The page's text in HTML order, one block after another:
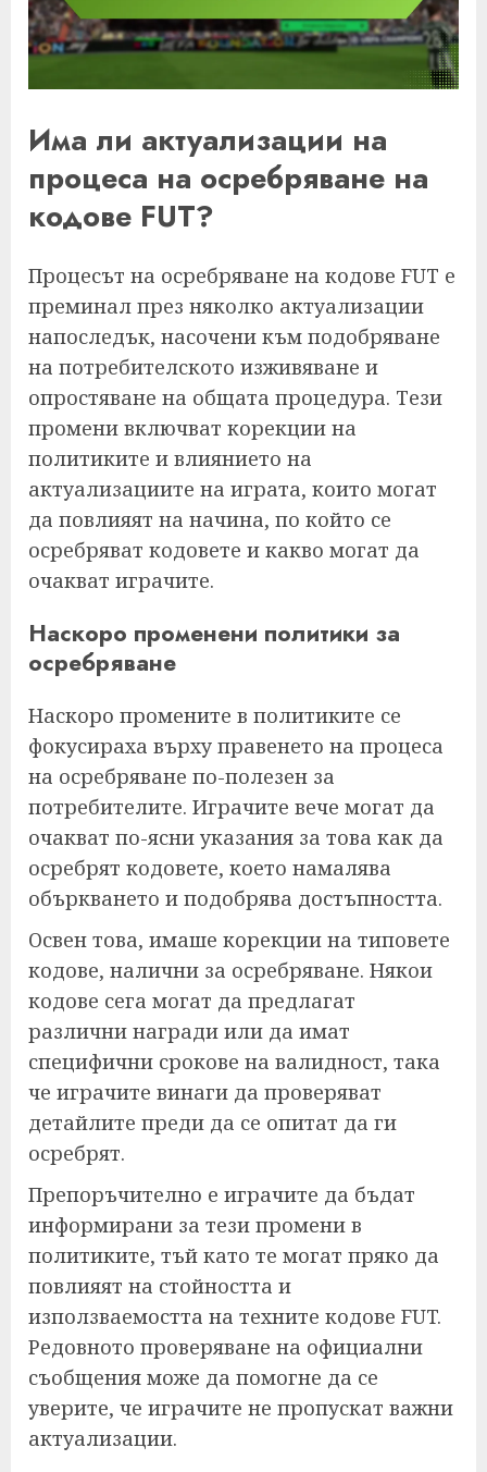
Има ли актуализации на
процеса на осребряване на
кодове FUT?
Процесът на осребряване на кодове FUT е
преминал през няколко актуализации
напоследък, насочени към подобряване
на потребителското изживяване и
опростяване на общата процедура. Тези
промени включват корекции на
политиките и влиянието на
актуализациите на играта, които могат
да повлияят на начина, по който се
осребряват кодовете и какво могат да
очакват играчите.
Наскоро променени политики за
осребряване
Наскоро промените в политиките се
фокусираха върху правенето на процеса
на осребряване по-полезен за
потребителите. Играчите вече могат да
очакват по-ясни указания за това как да
осребрят кодовете, което намалява
объркването и подобрява достъпността.
Освен това, имаше корекции на типовете
кодове, налични за осребряване. Някои
кодове сега могат да предлагат
различни награди или да имат
специфични срокове на валидност, така
че играчите винаги да проверяват
детайлите преди да се опитат да ги
осребрят.
Препоръчително е играчите да бъдат
информирани за тези промени в
политиките, тъй като те могат пряко да
повлияят на стойността и
използваемостта на техните кодове FUT.
Редовното проверяване на официални
съобщения може да помогне да се
уверите, че играчите не пропускат важни
актуализации.